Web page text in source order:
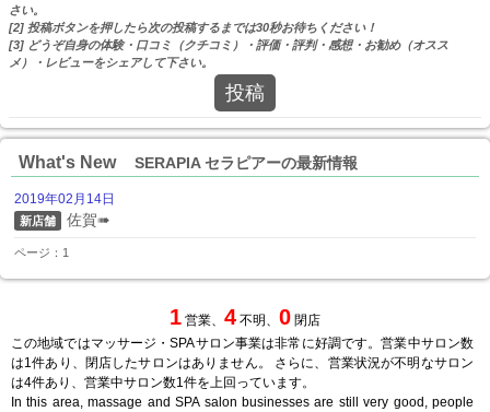
さい。
[2] 投稿ボタンを押したら次の投稿するまでは30秒お待ちください！
[3] どうぞ自身の体験・口コミ（クチコミ）・評価・評判・感想・お勧め（オスス
メ）・レビューをシェアして下さい。
投稿
What's New SERAPIA セラピアーの最新情報
2019年02月14日
新店舗 佐賀➠
ページ：1
1 営業、 4 不明、 0 閉店
この地域ではマッサージ・SPAサロン事業は非常に好調です。営業中サロン数
は1件あり、閉店したサロンはありません。 さらに、営業状況が不明なサロン
は4件あり、営業中サロン数1件を上回っています。
In this area, massage and SPA salon businesses are still very good, people